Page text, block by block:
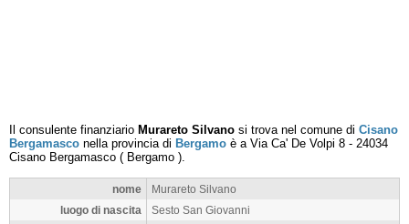
Il consulente finanziario Murareto Silvano si trova nel comune di Cisano
Bergamasco nella provincia di Bergamo è a Via Ca' De Volpi 8 - 24034
Cisano Bergamasco ( Bergamo ).
nome
Murareto Silvano
luogo di nascita
Sesto San Giovanni